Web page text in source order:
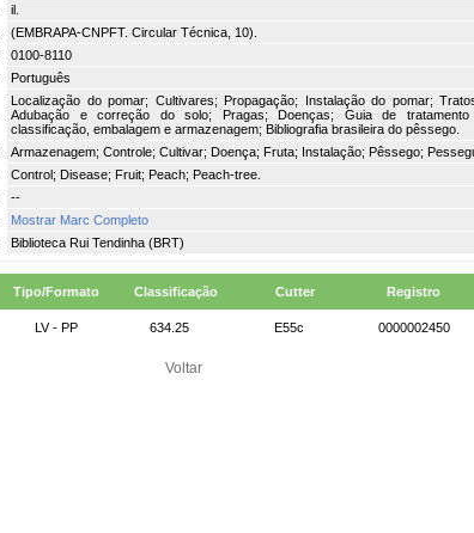
il.
(EMBRAPA-CNPFT. Circular Técnica, 10).
0100-8110
Português
Localização do pomar; Cultivares; Propagação; Instalação do pomar;
Adubação e correção do solo; Pragas; Doenças; Guia de tratamento
classificação, embalagem e armazenagem; Bibliografia brasileira do pêssego.
Armazenagem; Controle; Cultivar; Doença; Fruta; Instalação; Pêssego;
Control; Disease; Fruit; Peach; Peach-tree.
--
Mostrar Marc Completo
Biblioteca Rui Tendinha (BRT)
Tipo/Formato Classificação Cutter Registro
LV - PP 634.25 E55c 0000002450
Voltar